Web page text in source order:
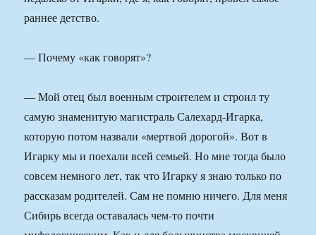
раннее детство.
— Почему «как говорят»?
— Мой отец был военным строителем и строил ту
самую знаменитую магистраль Салехард-Игарка,
которую потом назвали «мертвой дорогой». Вот в
Игарку мы и поехали всей семьей. Но мне тогда было
совсем немного лет, так что Игарку я знаю только по
рассказам родителей. Сам не помню ничего. Для меня
Сибирь всегда оставалась чем-то почти